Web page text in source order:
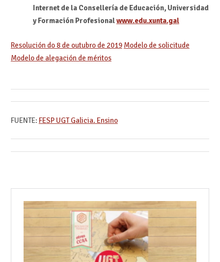
Internet de la Consellería de Educación, Universidad
y Formación Profesionalwww.edu.xunta.gal
Resolución do 8 de outubro de 2019 Modelo de solicitude
Modelo de alegación de méritos
FUENTE: FESP UGT Galicia. Ensino